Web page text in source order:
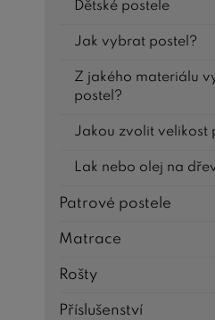
Dětské postele
Jak vybrat postel?
Z jakého materiálu
postel?
Jakou zvolit velikost
Lak nebo olej na
Patrové postele
Matrace
Rošty
Příslušenství